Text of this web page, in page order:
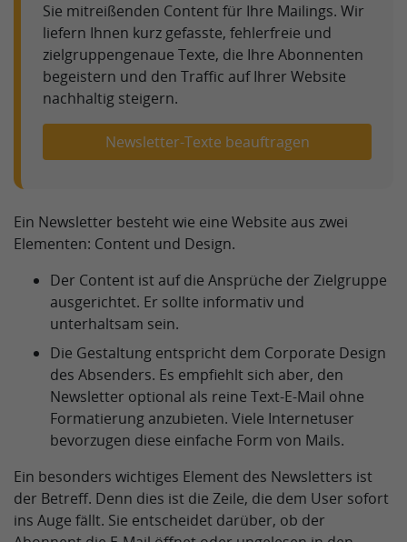
Sie mitreißenden Content für Ihre Mailings. Wir
liefern Ihnen kurz gefasste, fehlerfreie und
zielgruppengenaue Texte, die Ihre Abonnenten
begeistern und den Traffic auf Ihrer Website
nachhaltig steigern.
Newsletter-Texte beauftragen
Ein Newsletter besteht wie eine Website aus zwei
Elementen: Content und Design.
Der Content ist auf die Ansprüche der Zielgruppe
ausgerichtet. Er sollte informativ und
unterhaltsam sein.
Die Gestaltung entspricht dem Corporate Design
des Absenders. Es empfiehlt sich aber, den
Newsletter optional als reine Text-E-Mail ohne
Formatierung anzubieten. Viele Internetuser
bevorzugen diese einfache Form von Mails.
Ein besonders wichtiges Element des Newsletters ist
der Betreff. Denn dies ist die Zeile, die dem User sofort
ins Auge fällt. Sie entscheidet darüber, ob der